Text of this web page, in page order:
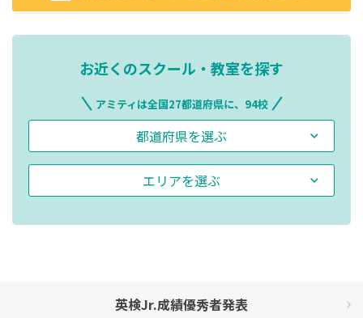
お近くのスクール・教室を探す
アミティは全国27都道府県に、94校
都道府県を選ぶ
エリアを選ぶ
英検Jr.成績優秀者発表